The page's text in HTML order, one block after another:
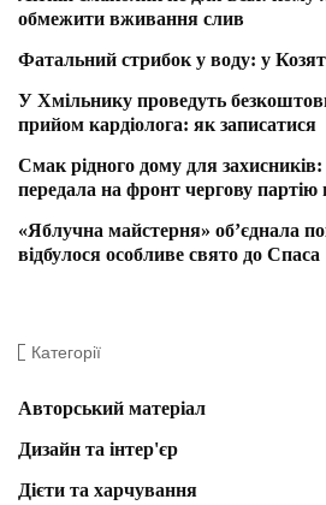
обмежити вживання слив
Фатальний стрибок у воду: у
У Хмільнику проведуть
прийом кардіолога: як записатися
Смак рідного дому для
передала на фронт чергову партію
«Яблучна майстерня» об’єднала
відбулося особливе свято до Спаса
Категорії
Авторський матеріал
Дизайн та інтер'єр
Дієти та харчування